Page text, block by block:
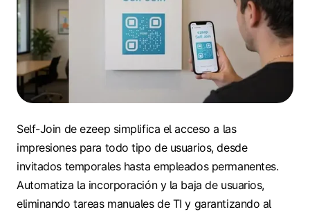
Self-Join de ezeep simplifica el acceso a las
impresiones para todo tipo de usuarios, desde
invitados temporales hasta empleados permanentes.
Automatiza la incorporación y la baja de usuarios,
eliminando tareas manuales de TI y garantizando al